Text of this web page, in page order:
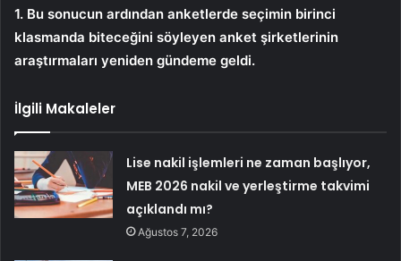
1. Bu sonucun ardından anketlerde seçimin birinci
klasmanda biteceğini söyleyen anket şirketlerinin
araştırmaları yeniden gündeme geldi.
İlgili Makaleler
Lise nakil işlemleri ne zaman başlıyor,
MEB 2026 nakil ve yerleştirme takvimi
açıklandı mı?
Ağustos 7, 2026